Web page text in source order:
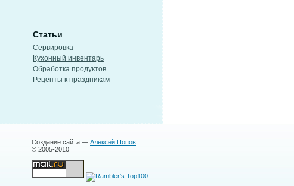
Статьи
Сервировка
Кухонный инвентарь
Обработка продуктов
Рецепты к праздникам
Создание сайта — Алексей Попов
© 2005-2010